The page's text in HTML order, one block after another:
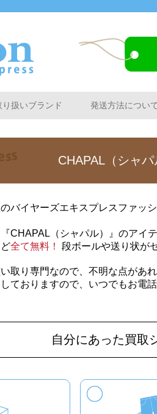
り扱いブランド 発送方法につい
CHAPAL（シャ
バイヤーズエキスプレスファッ
CHAPAL（シャパル）』のアイ
全て無料！ 段ボールや送り状が
取り専門なので、不明な点があ
ておりますので、いつでもお電
自分にあった買取